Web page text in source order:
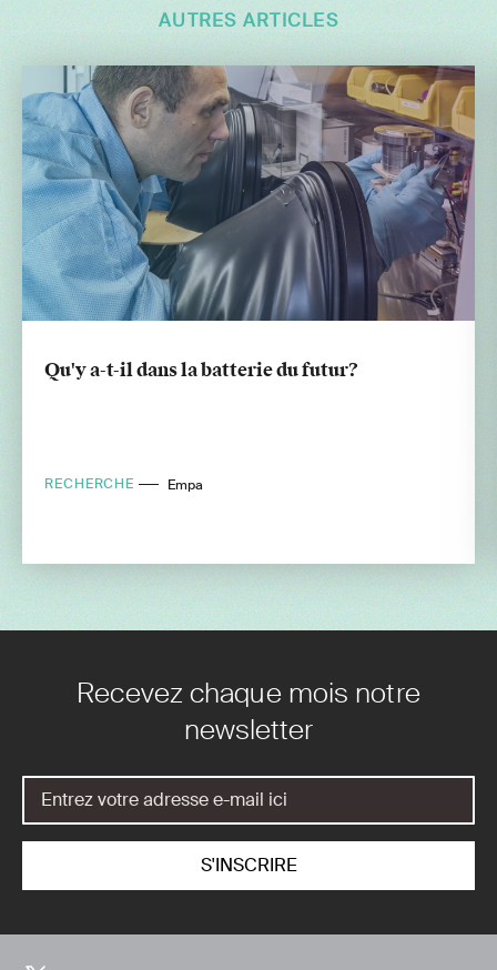
AUTRES ARTICLES
Qu'y a-t-il dans la batterie du futur?
RECHERCHE Empa
Recevez chaque mois notre
newsletter